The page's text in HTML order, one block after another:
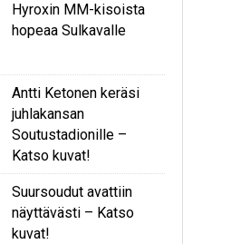
Hyroxin MM-kisoista
hopeaa Sulkavalle
Antti Ketonen keräsi
juhlakansan
Soutustadionille –
Katso kuvat!
Suursoudut avattiin
näyttävästi – Katso
kuvat!